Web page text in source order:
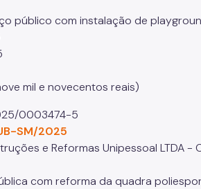
público com instalação de
mil e novecentos reais)
0003474-5
SM/2025
e Reformas Unipessoal LTDA -
com reforma da quadra